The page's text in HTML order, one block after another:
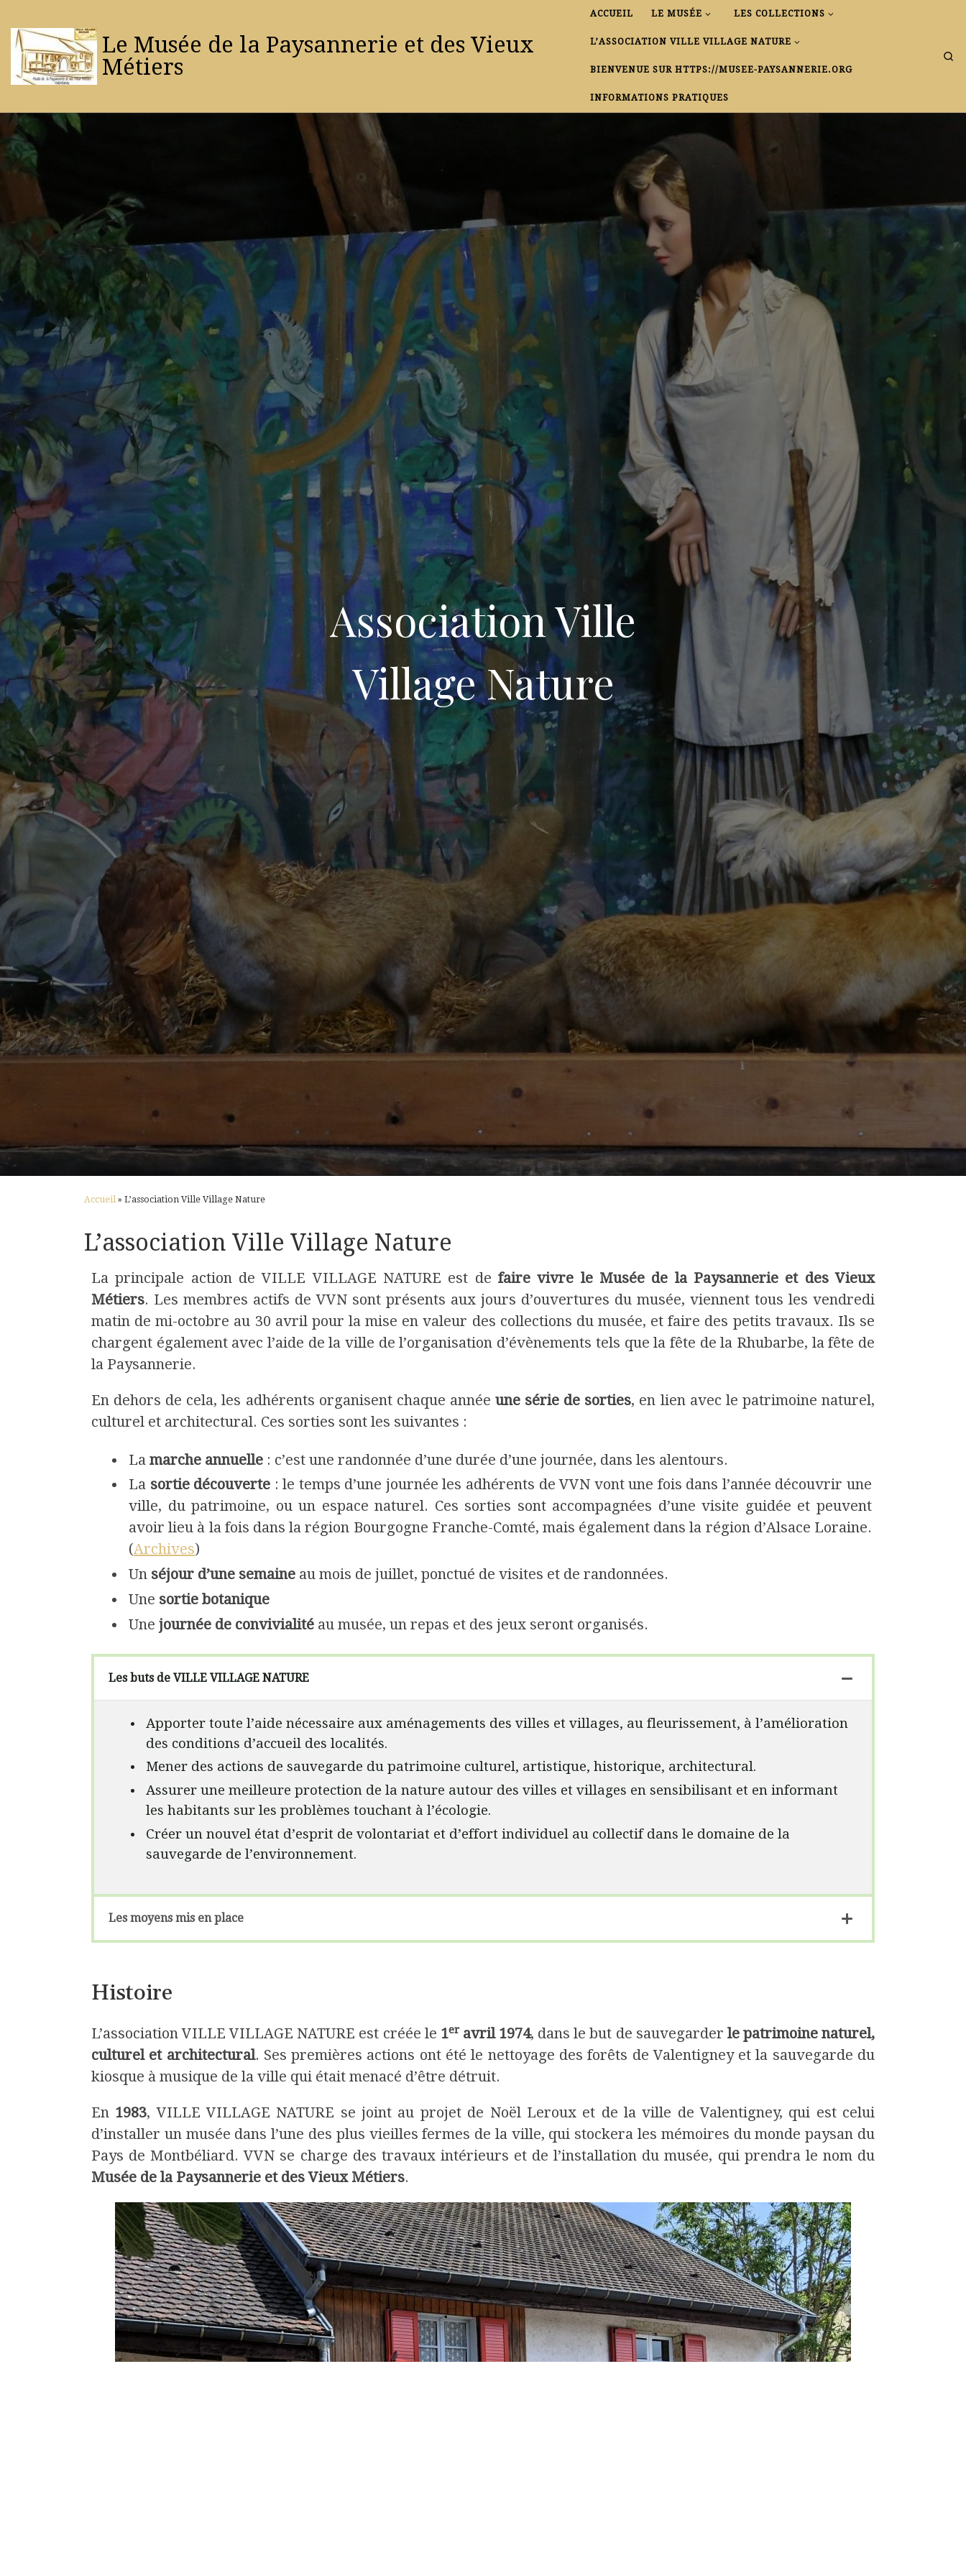
Le Musée de la Paysannerie et des Vieux
Métiers
ACCUEIL LE MUSÉE LES COLLECTIONS
L’ASSOCIATION VILLE VILLAGE NATURE
BIENVENUE SUR HTTPS://MUSEE-PAYSANNERIE.ORG
INFORMATIONS PRATIQUES
Association Ville
Village Nature
Accueil » L’association Ville Village Nature
L’association Ville Village Nature
La principale action de VILLE VILLAGE NATURE est de faire vivre le Musée de la Paysannerie et des Vieux
Métiers. Les membres actifs de VVN sont présents aux jours d’ouvertures du musée, viennent tous les vendredi
matin de mi-octobre au 30 avril pour la mise en valeur des collections du musée, et faire des petits travaux. Ils se
chargent également avec l’aide de la ville de l’organisation d’évènements tels que la fête de la Rhubarbe, la fête de
la Paysannerie.
En dehors de cela, les adhérents organisent chaque année une série de sorties, en lien avec le patrimoine naturel,
culturel et architectural. Ces sorties sont les suivantes :
La marche annuelle : c’est une randonnée d’une durée d’une journée, dans les alentours.
La sortie découverte : le temps d’une journée les adhérents de VVN vont une fois dans l’année découvrir une
ville, du patrimoine, ou un espace naturel. Ces sorties sont accompagnées d’une visite guidée et peuvent
avoir lieu à la fois dans la région Bourgogne Franche-Comté, mais également dans la région d’Alsace Loraine.
(Archives)
Un séjour d’une semaine au mois de juillet, ponctué de visites et de randonnées.
Une sortie botanique
Une journée de convivialité au musée, un repas et des jeux seront organisés.
Les buts de VILLE VILLAGE NATURE
Apporter toute l’aide nécessaire aux aménagements des villes et villages, au fleurissement, à l’amélioration
des conditions d’accueil des localités.
Mener des actions de sauvegarde du patrimoine culturel, artistique, historique, architectural.
Assurer une meilleure protection de la nature autour des villes et villages en sensibilisant et en informant
les habitants sur les problèmes touchant à l’écologie.
Créer un nouvel état d’esprit de volontariat et d’effort individuel au collectif dans le domaine de la
sauvegarde de l’environnement.
Les moyens mis en place
Histoire
L’association VILLE VILLAGE NATURE est créée le 1eravril 1974, dans le but de sauvegarder le patrimoine naturel,
culturel et architectural. Ses premières actions ont été le nettoyage des forêts de Valentigney et la sauvegarde du
kiosque à musique de la ville qui était menacé d’être détruit.
En 1983, VILLE VILLAGE NATURE se joint au projet de Noël Leroux et de la ville de Valentigney, qui est celui
d’installer un musée dans l’une des plus vieilles fermes de la ville, qui stockera les mémoires du monde paysan du
Pays de Montbéliard. VVN se charge des travaux intérieurs et de l’installation du musée, qui prendra le nom du
Musée de la Paysannerie et des Vieux Métiers.